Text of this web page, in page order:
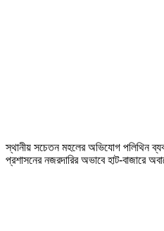
স্থানীয় সচেতন মহলের অভিযোগ পলিথিন
প্রশাসনের নজরদারির অভাবে হাট-বাজারে